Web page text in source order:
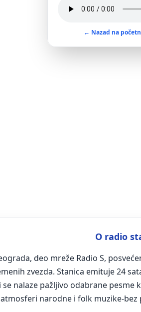
← Nazad na
O radio
deo mreže Radio S,
zvezda. Stanica emituje 24
nalaze pažljivo odabrane
narodne i folk muzike-bez